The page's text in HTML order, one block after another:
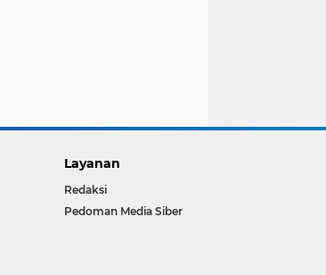
Layanan
Redaksi
Pedoman Media Siber